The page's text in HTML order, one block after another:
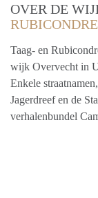
OVER DE
Taag- en
wijk Overvecht in
Enkele
Jagerdreef en de
verhalenbundel